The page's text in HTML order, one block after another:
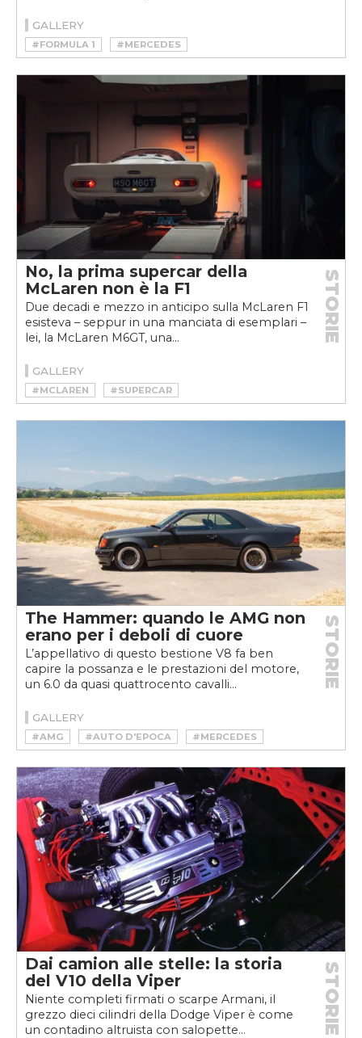
GALLERY
#FORMULA 1
#MERCEDES
#MOTORSPORT
No, la prima supercar della
McLaren non è la F1
Due decadi e mezzo in anticipo sulla McLaren F1
esisteva – seppur in una manciata di esemplari –
lei, la McLaren M6GT, una...
STORIE
GALLERY
#MCLAREN #SUPERCAR
The Hammer: quando le AMG non
erano per i deboli di cuore
L’appellativo di questo bestione V8 fa ben
capire la possanza e le prestazioni del motore,
un 6.0 da quasi quattrocento cavalli...
STORIE
GALLERY
#AMG #AUTO D'EPOCA
#MERCEDES
#YOUNGTIMER
Dai camion alle stelle: la storia
del V10 della Viper
Niente completi firmati o scarpe Armani, il
grezzo dieci cilindri della Dodge Viper è come
un contadino altruista con salopette...
STORIE